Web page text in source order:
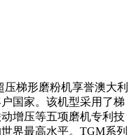
梯形磨粉机享誉澳大利
国家。该机型采用了梯
增压等五项磨机专利技
界最高水平。TGM系列